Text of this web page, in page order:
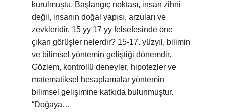
kurulmuştu. Başlangıç ​​noktası, insan zihni
değil, insanın doğal yapısı, arzuları ve
zevkleridir. 15 yy 17 yy felsefesinde öne
çıkan görüşler nelerdir? 15-17. yüzyıl, bilimin
ve bilimsel yöntemin geliştiği dönemdir.
Gözlem, kontrollü deneyler, hipotezler ve
matematiksel hesaplamalar yöntemin
bilimsel gelişimine katkıda bulunmuştur.
“Doğaya…